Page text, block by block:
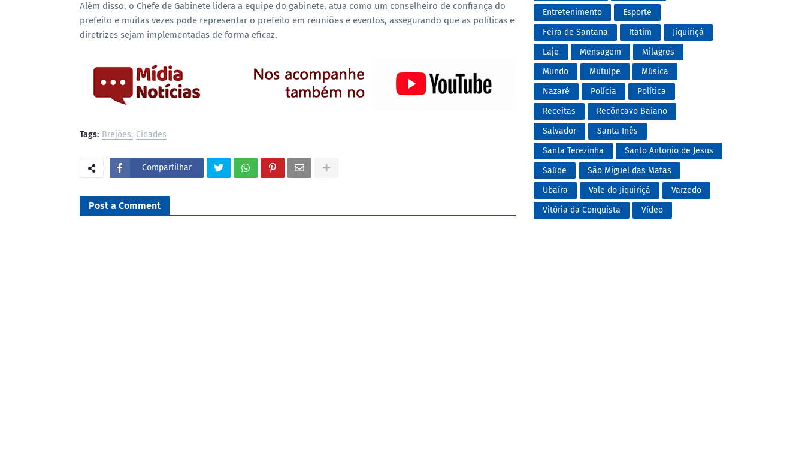
Além disso, o Chefe de Gabinete lidera a equipe do gabinete, atua como um conselheiro de confiança do
prefeito e muitas vezes pode representar o prefeito em reuniões e eventos, assegurando que as políticas e
diretrizes sejam implementadas de forma eficaz.
Tags: Brejões Cidades
Compartilhar
Post a Comment
Entretenimento
Esporte
Feira de Santana
Itatim
Jiquiriçá
Laje
Mensagem
Milagres
Mundo
Mutuípe
Música
Nazaré
Polícia
Política
Receitas
Recôncavo Baiano
Salvador
Santa Inês
Santa Terezinha
Santo Antonio de Jesus
Saúde
São Miguel das Matas
Ubaíra
Vale do Jiquiriçá
Varzedo
Vitória da Conquista
Vídeo